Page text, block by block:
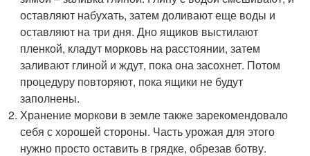
оставляют набухать, затем доливают еще воды и
оставляют на три дня. Дно ящиков выстилают
пленкой, кладут морковь на расстоянии, затем
заливают глиной и ждут, пока она засохнет. Потом
процедуру повторяют, пока ящики не будут
заполнены.
Хранение моркови в земле также зарекомендовало
себя с хорошей стороны. Часть урожая для этого
нужно просто оставить в грядке, обрезав ботву.